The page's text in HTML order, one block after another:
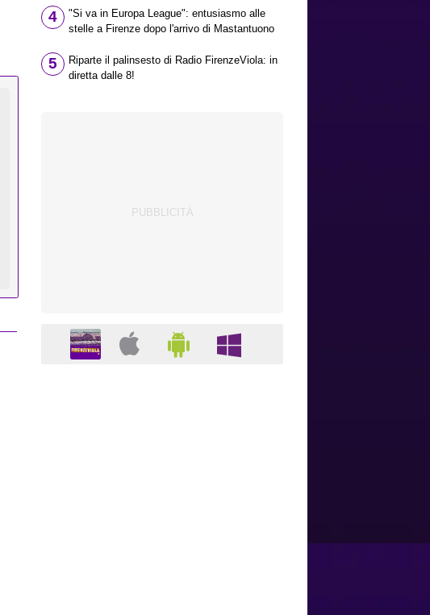
4
"Si va in Europa League": entusiasmo alle
stelle a Firenze dopo l'arrivo di Mastantuono
5
Riparte il palinsesto di Radio FirenzeViola: in
diretta dalle 8!